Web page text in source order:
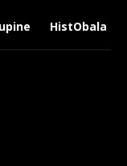
HistObala